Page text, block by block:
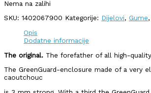
Nema na zalihi
SKU: 1402067900 Kategorije: Dijelovi, Gume,
Opis
Dodatne informacije
The original. The forefather of all high-
The GreenGuard-enclosure made of a very
caoutchouc